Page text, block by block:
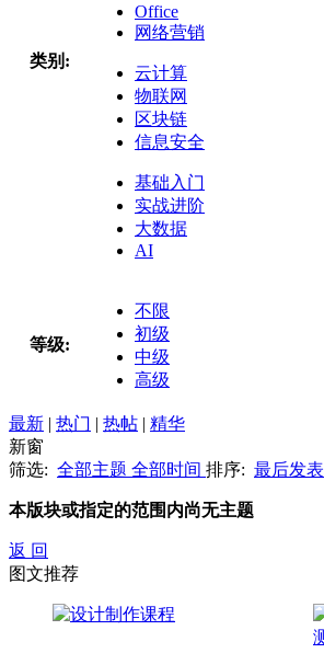
类别:
Office
网络营销
云计算
物联网
区块链
信息安全
基础入门
实战进阶
大数据
AI
等级:
不限
初级
中级
高级
最新 | 热门 | 热帖 | 精华
新窗
筛选: 全部主题 全部时间 排序: 最后发表
本版块或指定的范围内尚无主题
返 回
图文推荐